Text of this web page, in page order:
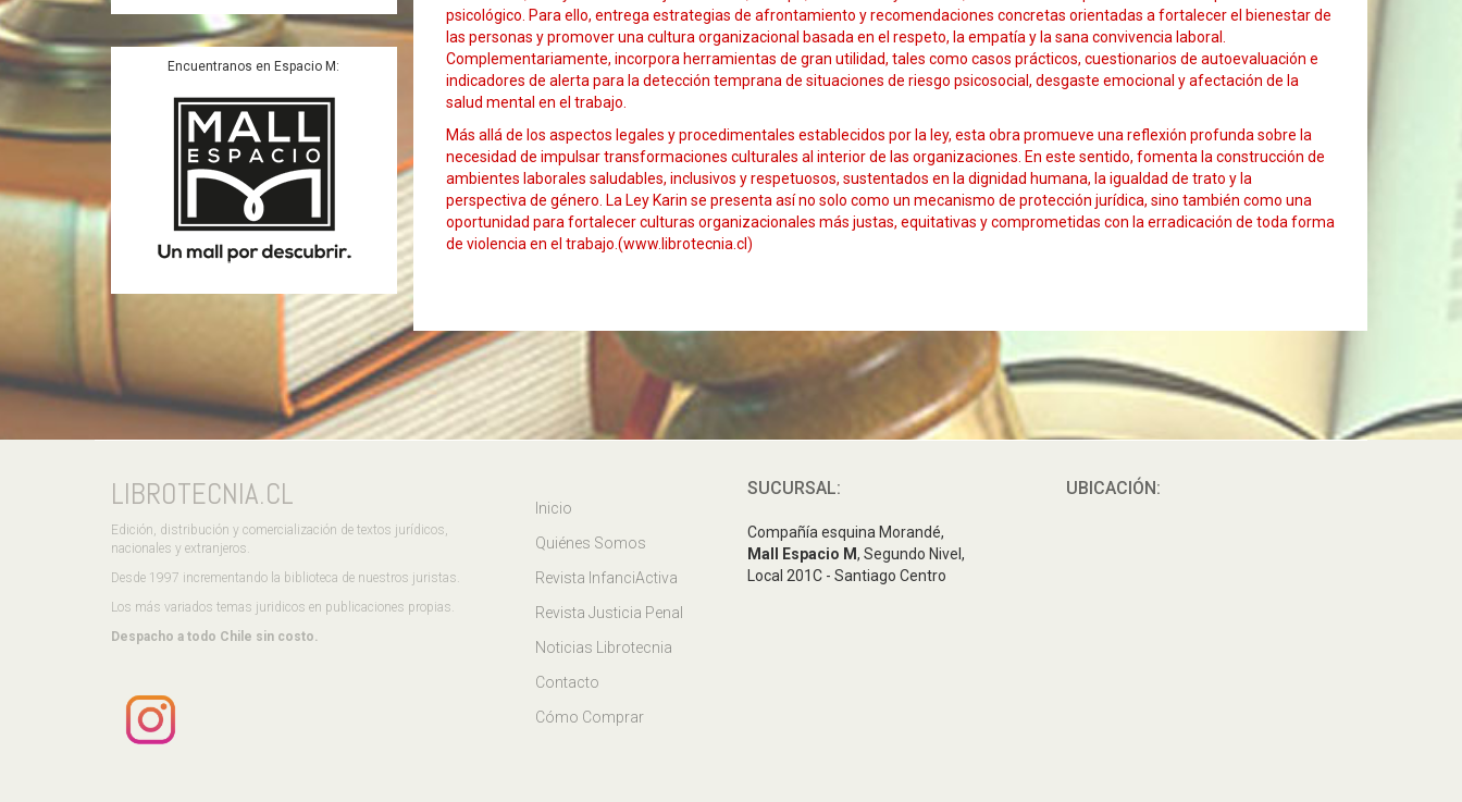
Encuentranos en Espacio M:
psicológico. Para ello, entrega estrategias de afrontamiento y recomendaciones concretas orientadas a fortalecer el bienestar de
las personas y promover una cultura organizacional basada en el respeto, la empatía y la sana convivencia laboral.
Complementariamente, incorpora herramientas de gran utilidad, tales como casos prácticos, cuestionarios de autoevaluación e
indicadores de alerta para la detección temprana de situaciones de riesgo psicosocial, desgaste emocional y afectación de la
salud mental en el trabajo.
Más allá de los aspectos legales y procedimentales establecidos por la ley, esta obra promueve una reflexión profunda sobre la
necesidad de impulsar transformaciones culturales al interior de las organizaciones. En este sentido, fomenta la construcción de
ambientes laborales saludables, inclusivos y respetuosos, sustentados en la dignidad humana, la igualdad de trato y la
perspectiva de género. La Ley Karin se presenta así no solo como un mecanismo de protección jurídica, sino también como una
oportunidad para fortalecer culturas organizacionales más justas, equitativas y comprometidas con la erradicación de toda forma
de violencia en el trabajo.(www.librotecnia.cl)
LIBROTECNIA.CL
Edición, distribución y comercialización de textos jurídicos,
nacionales y extranjeros.
Desde 1997 incrementando la biblioteca de nuestros juristas.
Los más variados temas juridicos en publicaciones propias.
Despacho a todo Chile sin costo.
Inicio
Quiénes Somos
Revista InfanciActiva
Revista Justicia Penal
Noticias Librotecnia
Contacto
Cómo Comprar
SUCURSAL:
Compañía esquina Morandé,
Mall Espacio M, Segundo Nivel,
Local 201C - Santiago Centro
UBICACIÓN: